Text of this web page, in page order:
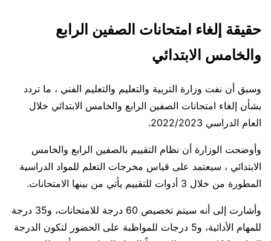
حقيقة إلغاء امتحانات الصفين الرابع
والخامس الابتدائي
وسبق أن نفت وزارة التربية والتعليم والتعليم الفني ، ما تردد
بشأن إلغاء امتحانات الصفين الرابع والخامس الابتدائي خلال
العام الدراسي 2022/2023.
وأوضحت الوزارة أن نظام التقييم بالصفين الرابع والخامس
الابتدائي ، سيعتمد على قياس مخرجات التعلم للمواد الدراسية
المطورة من خلال 3 أدوات للتقييم يأتي من بينها الامتحانات.
وأشارت إلى أنه سيتم تخصيص 60 درجة للامتحانات، و35 درجة
للمهام الأدائية، و5 درجات للمواظبة على الحضور لتكون الدرجة